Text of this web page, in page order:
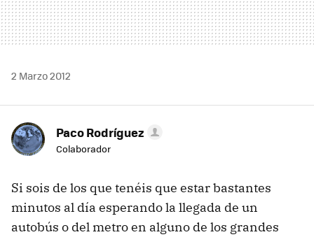
2 Marzo 2012
Paco Rodríguez
Colaborador
Si sois de los que tenéis que estar bastantes
minutos al día esperando la llegada de un
autobús o del metro en alguno de los grandes